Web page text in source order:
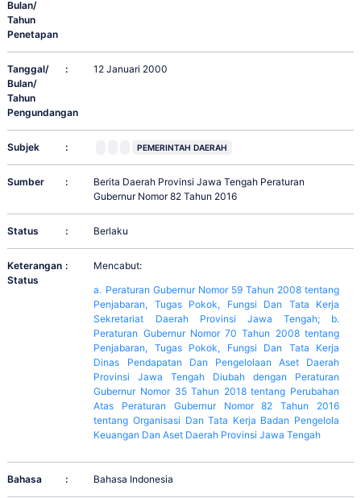
Bulan/
Tahun
Penetapan
Tanggal/
Bulan/
Tahun
Pengundangan
: 12 Januari 2000
Subjek : PEMERINTAH DAERAH
Sumber :
Berita Daerah Provinsi Jawa Tengah Peraturan
Gubernur Nomor 82 Tahun 2016
Status : Berlaku
Keterangan
Status
:
Mencabut:
a. Peraturan Gubernur Nomor 59 Tahun 2008 tentang
Penjabaran, Tugas Pokok, Fungsi Dan Tata Kerja
Sekretariat Daerah Provinsi Jawa Tengah; b.
Peraturan Gubernur Nomor 70 Tahun 2008 tentang
Penjabaran, Tugas Pokok, Fungsi Dan Tata Kerja
Dinas Pendapatan Dan Pengelolaan Aset Daerah
Provinsi Jawa Tengah Diubah dengan Peraturan
Gubernur Nomor 35 Tahun 2018 tentang Perubahan
Atas Peraturan Gubernur Nomor 82 Tahun 2016
tentang Organisasi Dan Tata Kerja Badan Pengelola
Keuangan Dan Aset Daerah Provinsi Jawa Tengah
Bahasa : Bahasa Indonesia